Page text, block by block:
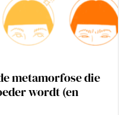
metamorfose die
wordt (en